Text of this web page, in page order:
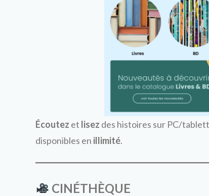
Écoutez et lisez des histoires sur PC/
disponibles en illimité.
CINÉTHÈQUE